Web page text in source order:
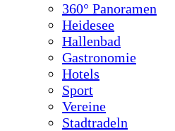
360° Panoramen
Heidesee
Hallenbad
Gastronomie
Hotels
Sport
Vereine
Stadtradeln